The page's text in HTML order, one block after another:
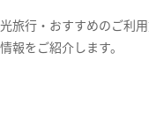
旅行・おすすめのご利
報をご紹介します。